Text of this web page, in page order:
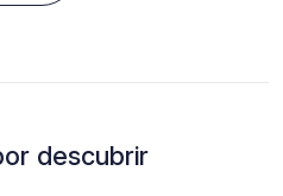
descubrir